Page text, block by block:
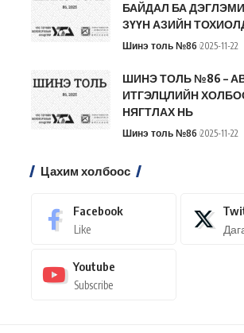
БАЙДАЛ БА
ЗҮҮН АЗИЙН
Шинэ толь №86 2025-11-22
ШИНЭ ТОЛЬ №86 –
ИТГЭЛЦЛИЙН
НЯГТЛАХ НЬ
Шинэ толь №86 2025-11-22
Цахим холбоос
Facebook
Like
Youtube
Subscribe